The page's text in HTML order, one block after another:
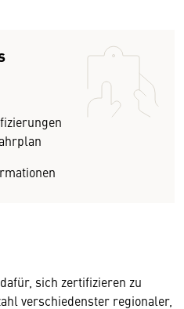
sich zertifizieren zu
verschiedenster regionaler,